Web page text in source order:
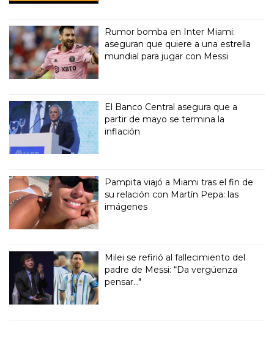
Rumor bomba en Inter Miami:
aseguran que quiere a una estrella
mundial para jugar con Messi
El Banco Central asegura que a
partir de mayo se termina la
inflación
Pampita viajó a Miami tras el fin de
su relación con Martín Pepa: las
imágenes
Milei se refirió al fallecimiento del
padre de Messi: “Da vergüenza
pensar..."